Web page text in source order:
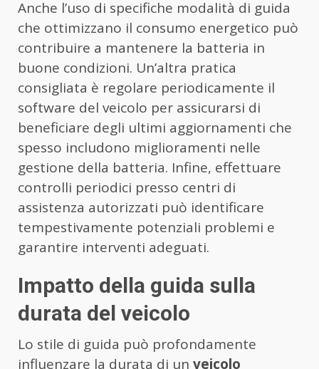
Anche l’uso di specifiche modalità di guida
che ottimizzano il consumo energetico può
contribuire a mantenere la batteria in
buone condizioni. Un’altra pratica
consigliata è regolare periodicamente il
software del veicolo per assicurarsi di
beneficiare degli ultimi aggiornamenti che
spesso includono miglioramenti nelle
gestione della batteria. Infine, effettuare
controlli periodici presso centri di
assistenza autorizzati può identificare
tempestivamente potenziali problemi e
garantire interventi adeguati.
Impatto della guida sulla
durata del veicolo
Lo stile di guida può profondamente
influenzare la durata di un veicolo